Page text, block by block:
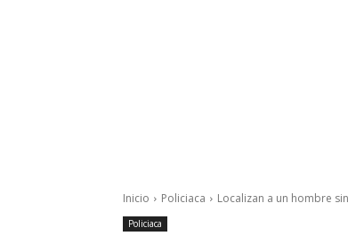
Inicio Policiaca Localizan a un hombre
Policiaca